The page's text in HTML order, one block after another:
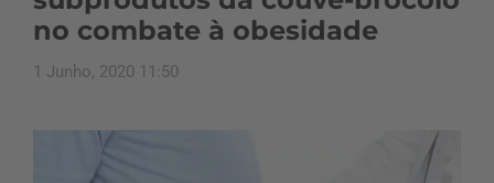
no combate à obesidade
1 Junho, 2020 11:50